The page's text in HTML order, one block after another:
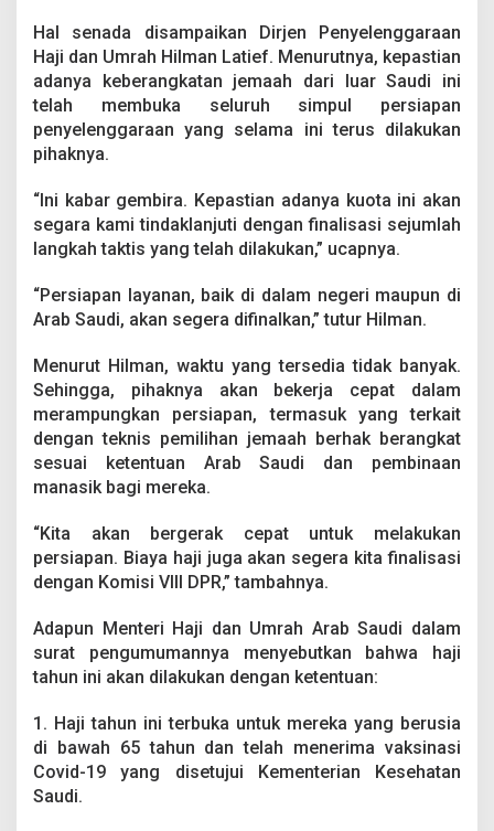
Hal senada disampaikan Dirjen Penyelenggaraan
Haji dan Umrah Hilman Latief. Menurutnya, kepastian
adanya keberangkatan jemaah dari luar Saudi ini
telah membuka seluruh simpul persiapan
penyelenggaraan yang selama ini terus dilakukan
pihaknya.
“Ini kabar gembira. Kepastian adanya kuota ini akan
segara kami tindaklanjuti dengan finalisasi sejumlah
langkah taktis yang telah dilakukan,” ucapnya.
“Persiapan layanan, baik di dalam negeri maupun di
Arab Saudi, akan segera difinalkan,” tutur Hilman.
Menurut Hilman, waktu yang tersedia tidak banyak.
Sehingga, pihaknya akan bekerja cepat dalam
merampungkan persiapan, termasuk yang terkait
dengan teknis pemilihan jemaah berhak berangkat
sesuai ketentuan Arab Saudi dan pembinaan
manasik bagi mereka.
“Kita akan bergerak cepat untuk melakukan
persiapan. Biaya haji juga akan segera kita finalisasi
dengan Komisi VIII DPR,” tambahnya.
Adapun Menteri Haji dan Umrah Arab Saudi dalam
surat pengumumannya menyebutkan bahwa haji
tahun ini akan dilakukan dengan ketentuan:
1. Haji tahun ini terbuka untuk mereka yang berusia
di bawah 65 tahun dan telah menerima vaksinasi
Covid-19 yang disetujui Kementerian Kesehatan
Saudi.